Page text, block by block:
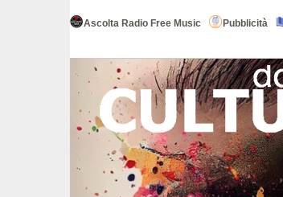
Ascolta Radio Free Music Pubblicità